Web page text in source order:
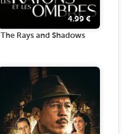
4.99€
The Rays and Shadows